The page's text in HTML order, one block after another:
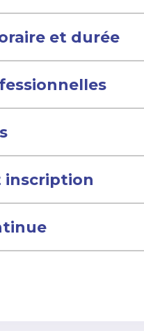
et durée
inscription